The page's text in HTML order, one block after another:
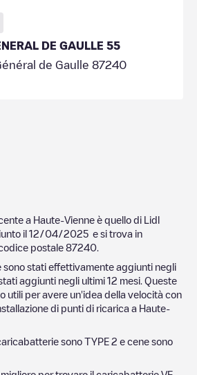
DE GAULLE 55
de Gaulle 87240
a Haute-Vienne è quello di Lidl
il 12/04/2025 e si trova in
postale 87240
stati effettivamente aggiunti negli
aggiunti negli ultimi 12 mesi. Queste
utili per avere un'idea della velocità con
di punti di ricarica a Haute-
sono TYPE 2 e cene sono